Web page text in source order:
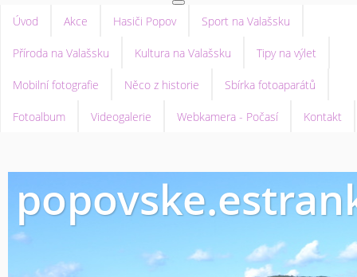
Úvod Akce Hasiči Popov Sport na Valašsku
Příroda na Valašsku Kultura na Valašsku Tipy na výlet
Mobilní fotografie Něco z historie Sbírka fotoaparátů
Fotoalbum Videogalerie Webkamera - Počasí Kontakt